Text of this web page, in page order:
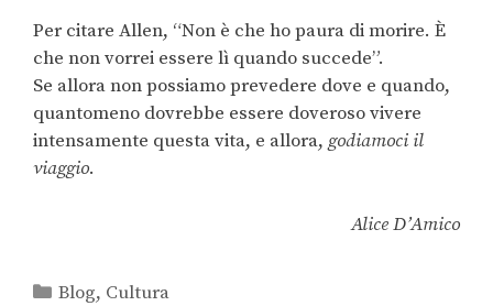
Per citare Allen, “Non è che ho paura di morire. È
che non vorrei essere lì quando succede”.
Se allora non possiamo prevedere dove e quando,
quantomeno dovrebbe essere doveroso vivere
intensamente questa vita, e allora, godiamoci il
viaggio.
Alice D’Amico
Blog, Cultura